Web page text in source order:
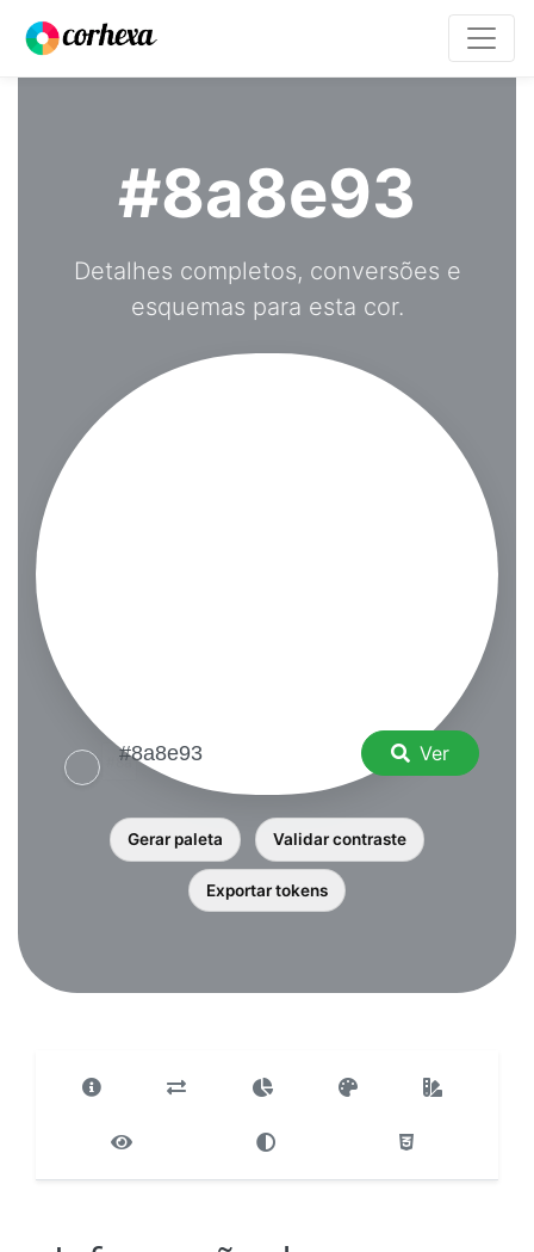
#8a8e93
Detalhes completos, conversões e
esquemas para esta cor.
Ver
Gerar paleta Validar contraste
Exportar tokens